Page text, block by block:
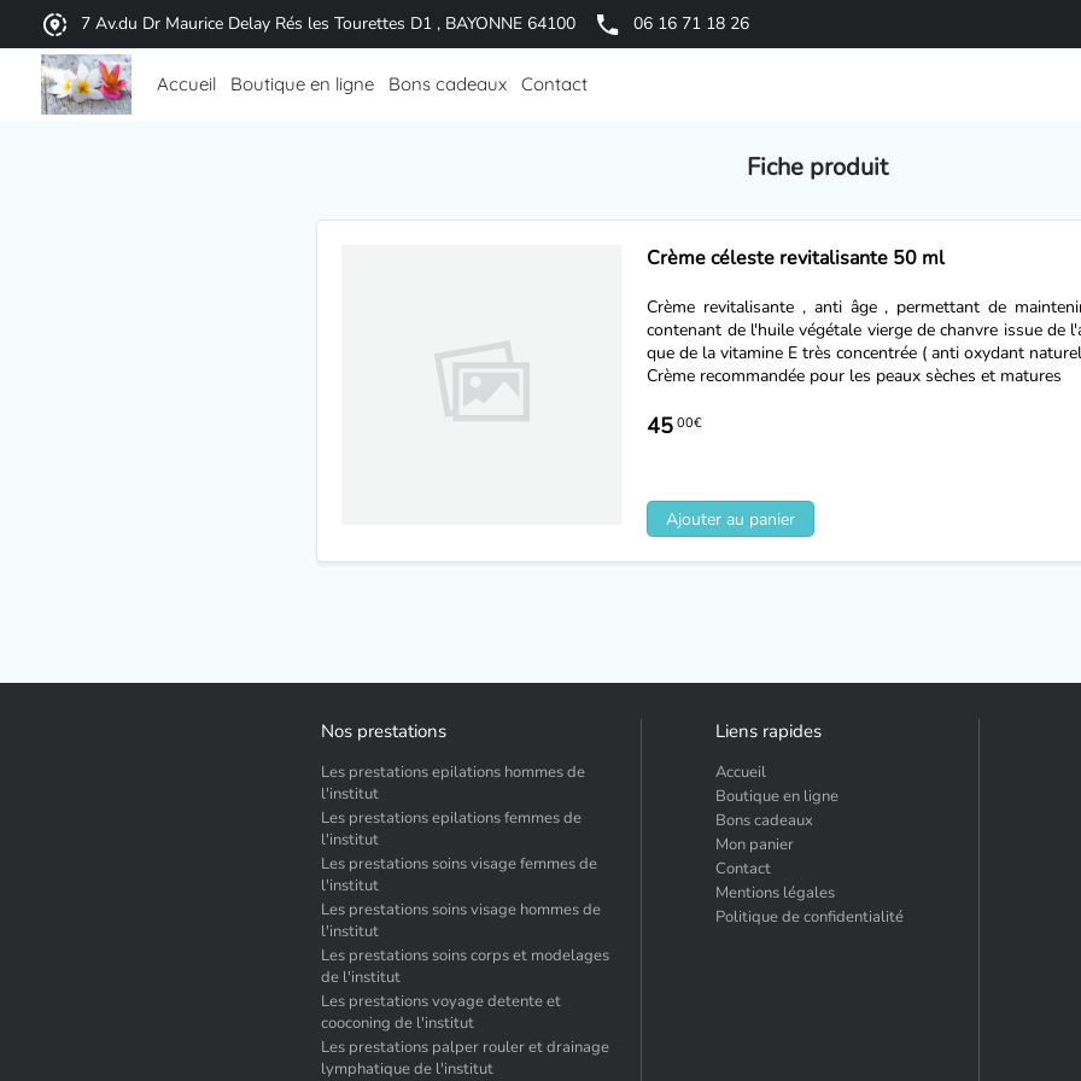
7 Av.du Dr Maurice Delay Rés les Tourettes D1 , BAYONNE 64100 06 16 71 18 26
Accueil Boutique en ligne Bons cadeaux Contact
Fiche produit
Crème céleste revitalisante 50 ml
Crème revitalisante , anti âge , permettant de
contenant de l'huile végétale vierge de chanvre issue de
que de la vitamine E très concentrée ( anti oxydant
Crème recommandée pour les peaux sèches et matures
45 00€
Ajouter au panier
Nos prestations
Les prestations epilations hommes de
l'institut
Les prestations epilations femmes de
l'institut
Les prestations soins visage femmes de
l'institut
Les prestations soins visage hommes de
l'institut
Les prestations soins corps et modelages
de l'institut
Les prestations voyage detente et
cooconing de l'institut
Les prestations palper rouler et drainage
lymphatique de l'institut
Liens rapides
Accueil
Boutique en ligne
Bons cadeaux
Mon panier
Contact
Mentions légales
Politique de confidentialité